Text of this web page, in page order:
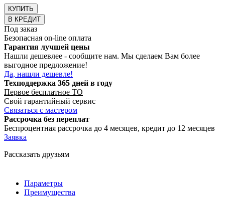
КУПИТЬ
В КРЕДИТ
Под заказ
Безопасная on-line оплата
Гарантия лучшей цены
Нашли дешевлее - сообщите нам. Мы сделаем Вам более
выгодное предложение!
Да, нашли дешевле!
Техподдержка 365 дней в году
Первое бесплатное ТО
Свой гарантийный сервис
Связаться с мастером
Рассрочка без переплат
Беспроцентная рассрочка до 4 месяцев, кредит до 12 месяцев
Заявка
Рассказать друзьям
Параметры
Преимущества